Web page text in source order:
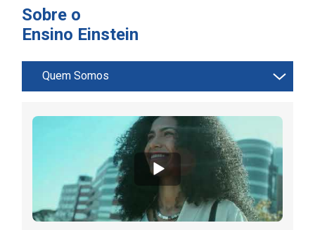
Sobre o
Ensino Einstein
Quem Somos